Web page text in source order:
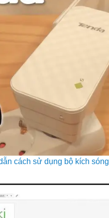
cách sử dụng bộ kích